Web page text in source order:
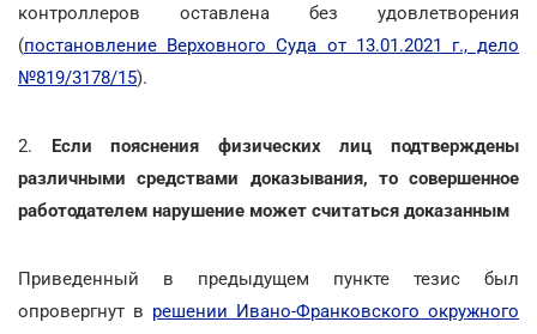
контроллеров оставлена без удовлетворения
(постановление Верховного Суда от 13.01.2021 г., дело
№819/3178/15).
2. Если пояснения физических лиц подтверждены
различными средствами доказывания, то совершенное
работодателем нарушение может считаться доказанным
Приведенный в предыдущем пункте тезис был
опровергнут в решении Ивано-Франковского окружного